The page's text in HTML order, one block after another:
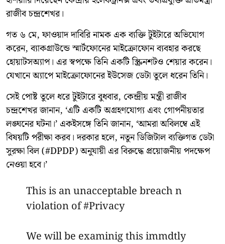
রাজীব চন্দ্রশেখর।
গত ৬ মে, ফাওয়াদ দাবিরি নামক এক ব্যক্তি টুইটারে অভিযোগ
করেন, ব্যাকগ্রাউন্ডে স্মার্টফোনের মাইক্রোফোন ব্যবহার করছে
হোয়াটসঅ্যাপ। এর স্বপক্ষে তিনি একটি স্ক্রিনশটও শেয়ার করেন।
যেখানে অ্যাপে মাইক্রোফোনের ইউসেজ ডেটা তুলে ধরেন তিনি।
সেই পোষ্ট তুলে ধরে টুইটারে বুধবার, কেন্দ্রীয় মন্ত্রী রাজীব
চন্দ্রশেখর জানান, ‘এটি একটি অগ্রহণযোগ্য এবং গোপনীয়তার
লঙ্ঘনের ঘটনা।’ একইসঙ্গে তিনি জানান, ‘আমরা অবিলম্বে এই
বিষয়টি পরীক্ষা করব। দরকার হলে, নতুন ডিজিটাল ব্যক্তিগত ডেটা
সুরক্ষা বিল (#DPDP) অনুযায়ী এর বিরুদ্ধে প্রয়োজনীয় পদক্ষেপ
নেওয়া হবে।’
This is an unacceptable breach n
violation of#Privacy
We will be examinig this immdtly